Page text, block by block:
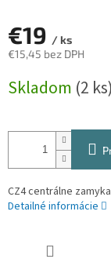
€19 / ks
€15,45 bez DPH
cena:
Skladom (2 ks)
CZ4 centrálne
Detailné informácie